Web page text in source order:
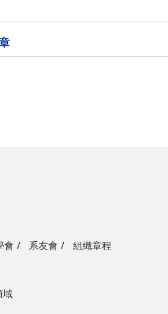
會 系友會 組織章程
域